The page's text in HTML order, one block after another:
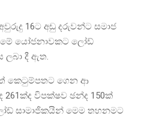
16ට අඩු දරුවන්ට සමාජ
යෝජනාවකට ලෝඩ්
ලබා දී ඇත.
කෙටුම්පතට ගෙන ආ
විපක්ෂව ඡන්ද 150ක්
සාමාජිකයින් මෙම තහනමට